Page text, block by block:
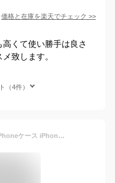
価格と在庫を楽天でチェック >>
くて使い勝手は良さ
致します。
（4件）
iPhone13 ケース カード収納 背面 iPhoneケース iPhone 13 Pro ケース 栃木レザー スマホケース WINGLIDE 本革 カバー 背面ケース カードポケット 付き アイフォン 13 プロ 革 アイホン ケース スマホ レザー シェル 携帯ケース おしゃれ メンズ ビジネス 敬老の日